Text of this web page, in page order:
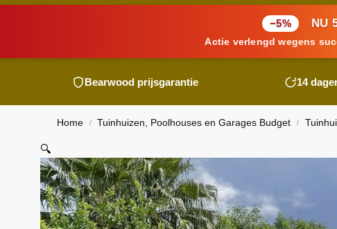
−5% NU
Actie verlengd wegens
Bearwood prijsgarantie 14
Home / Tuinhuizen, Poolhouses en Garages Budget /
🔍